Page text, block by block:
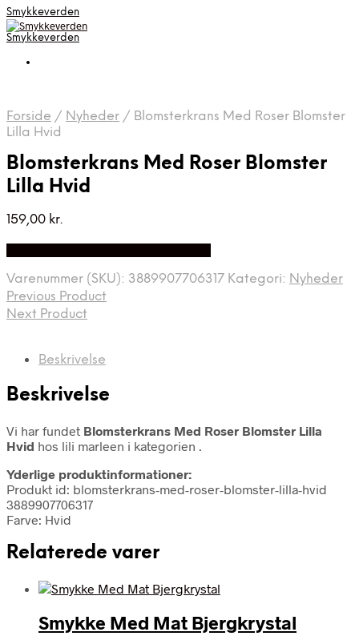
Smykkeverden
Smykkeverden
Forside / Nyheder / Blomsterkrans Med Roser Blomster
Lilla Hvid
Blomsterkrans Med Roser Blomster
Lilla Hvid
159,00 kr.
Varenummer (SKU): 3889907706317 Kategori: Nyheder
Previous Product
Next Product
Beskrivelse
Beskrivelse
Vi har fundet Blomsterkrans Med Roser Blomster Lilla
Hvid hos lili marleen i kategorien .
Yderlige produktinformationer:
Produkt id: blomsterkrans-med-roser-blomster-lilla-hvid
3889907706317
Farve: Hvid
Relaterede varer
Smykke Med Mat Bjergkrystal